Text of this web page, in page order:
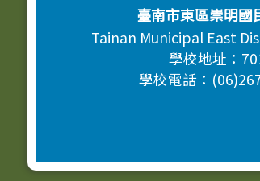
頁尾區域內容臺南市東區崇明國
Tainan Municipal East
學校地址：
學校電話：